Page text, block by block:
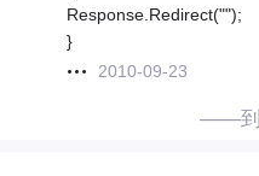
Response.Redirect("");
}
2010-09-23
——